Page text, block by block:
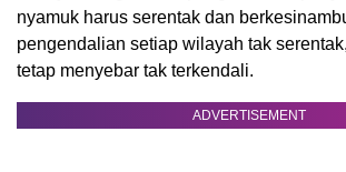
nyamuk harus serentak dan
pengendalian setiap wilayah tak
tetap menyebar tak terkendali.
ADVERTISEMENT